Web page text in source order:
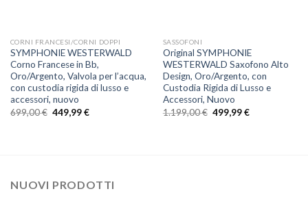
CORNI FRANCESI/CORNI DOPPI
SYMPHONIE WESTERWALD
Corno Francese in Bb,
Oro/Argento, Valvola per l’acqua,
con custodia rigida di lusso e
accessori, nuovo
699,00€ Il
prezzo
449,99€Il
SASSOFONI
Original SYMPHONIE
WESTERWALD Saxofono Alto
Design, Oro/Argento, con
Custodia Rigida di Lusso e
Accessori, Nuovo
1.199,00€ Il
prezzo
499,99€Il
NUOVI PRODOTTI